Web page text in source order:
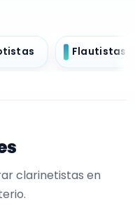
Flautistas
clarinetistas en